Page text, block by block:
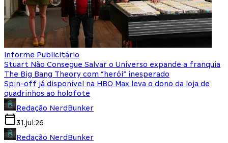
Informe Publicitário
Stuart Não Consegue Salvar o Universo expande a franquia
The Big Bang Theory com “herói” inesperado
Spin-off já disponível na HBO Max leva o dono da loja de
quadrinhos ao holofote
Redação NerdBunker
31.jul.26
Redação NerdBunker